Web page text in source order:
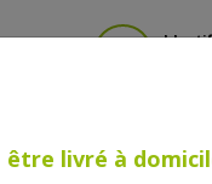
être livré à